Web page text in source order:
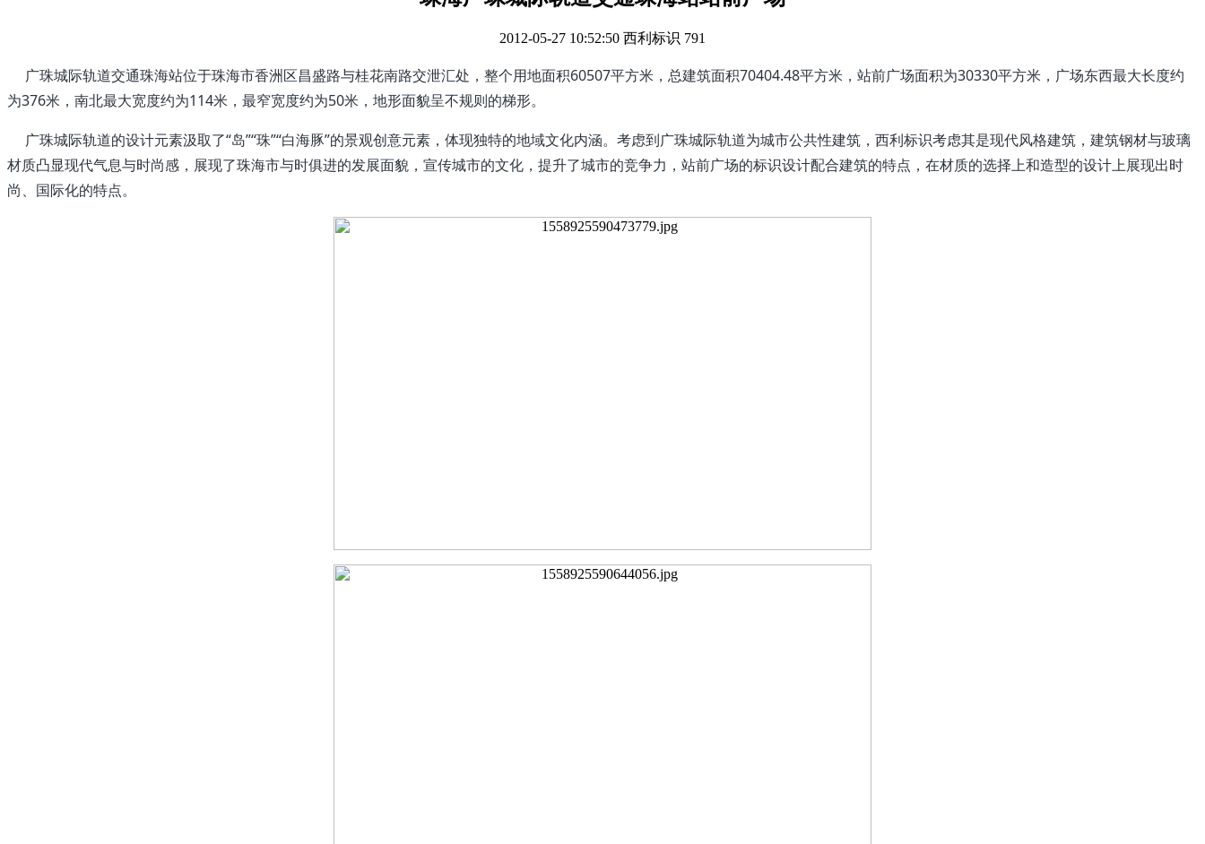
2012-05-27 10:52:50 西利标识 791
广珠城际轨道交通珠海站位于珠海市香洲区昌盛路与桂花南路交泄汇处，整个用地面积60507平方米，总建筑面积70404.48平方米，站前广场面积为30330平方米，广场东西最大长度约
为376米，南北最大宽度约为114米，最窄宽度约为50米，地形面貌呈不规则的梯形。
广珠城际轨道的设计元素汲取了“岛”“珠”“白海豚”的景观创意元素，体现独特的地域文化内涵。考虑到广珠城际轨道为城市公共性建筑，西利标识考虑其是现代风格建筑，建筑钢材与玻璃
材质凸显现代气息与时尚感，展现了珠海市与时俱进的发展面貌，宣传城市的文化，提升了城市的竞争力，站前广场的标识设计配合建筑的特点，在材质的选择上和造型的设计上展现出时
尚、国际化的特点。